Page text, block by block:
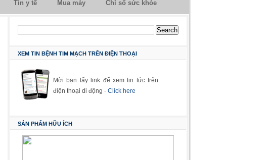
Tin y tế Mua máy Chỉ số sức khỏe
XEM TIN BỆNH TIM MẠCH TRÊN ĐIỆN THOẠI
Mời bạn lấy link để xem tin tức trên
điện thoại di động - Click here
SẢN PHẨM HỮU ÍCH